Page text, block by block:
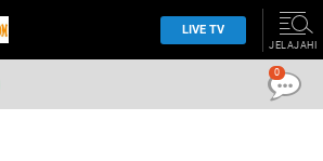
LIVE TV
JELAJAHI
0